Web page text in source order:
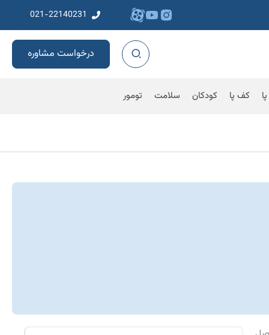
021-22140231
درخواست مشاوره
کف پا کودکان سلامت تومور